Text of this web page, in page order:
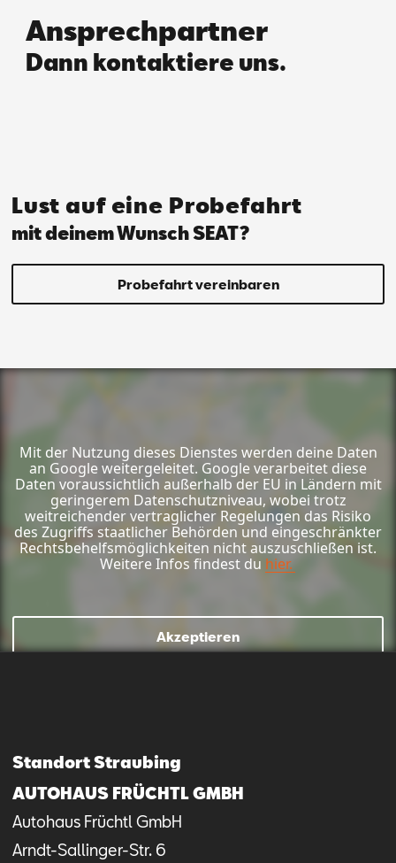
Ansprechpartner
Dann kontaktiere uns.
Lust auf eine Probefahrt
mit deinem Wunsch SEAT?
Probefahrt vereinbaren
Mit der Nutzung dieses Dienstes werden deine Daten
an Google weitergeleitet. Google verarbeitet diese
Daten voraussichtlich außerhalb der EU in Ländern mit
geringerem Datenschutzniveau, wobei trotz
weitreichender vertraglicher Regelungen das Risiko
des Zugriffs staatlicher Behörden und eingeschränkter
Rechtsbehelfsmöglichkeiten nicht auszuschließen ist.
Weitere Infos findest du hier.
Akzeptieren
Standort Straubing
AUTOHAUS FRÜCHTL GMBH
Autohaus Früchtl GmbH
Arndt-Sallinger-Str. 6